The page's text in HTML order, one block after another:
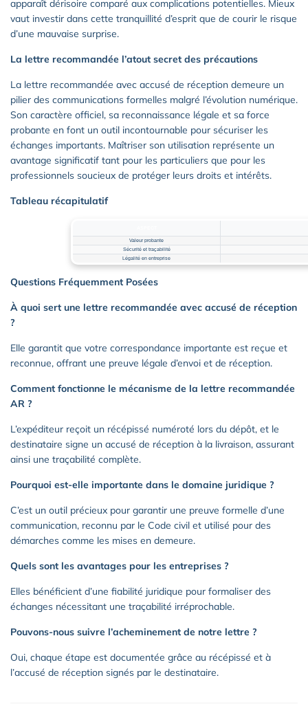
apparaît dérisoire comparé aux complications potentielles. Mieux
vaut investir dans cette tranquillité d’esprit que de courir le risque
d’une mauvaise surprise.
La lettre recommandée l’atout secret des précautions
La lettre recommandée avec accusé de réception demeure un
pilier des communications formelles malgré l’évolution numérique.
Son caractère officiel, sa reconnaissance légale et sa force
probante en font un outil incontournable pour sécuriser les
échanges importants. Maîtriser son utilisation représente un
avantage significatif tant pour les particuliers que pour les
professionnels soucieux de protéger leurs droits et intérêts.
Tableau récapitulatif
Valeur probante
Sécurité et traçabilité
Légalité en entreprise
Questions Fréquemment Posées
À quoi sert une lettre recommandée avec accusé de réception
?
Elle garantit que votre correspondance importante est reçue et
reconnue, offrant une preuve légale d’envoi et de réception.
Comment fonctionne le mécanisme de la lettre recommandée
AR ?
L’expéditeur reçoit un récépissé numéroté lors du dépôt, et le
destinataire signe un accusé de réception à la livraison, assurant
ainsi une traçabilité complète.
Pourquoi est-elle importante dans le domaine juridique ?
C’est un outil précieux pour garantir une preuve formelle d’une
communication, reconnu par le Code civil et utilisé pour des
démarches comme les mises en demeure.
Quels sont les avantages pour les entreprises ?
Elles bénéficient d’une fiabilité juridique pour formaliser des
échanges nécessitant une traçabilité irréprochable.
Pouvons-nous suivre l’acheminement de notre lettre ?
Oui, chaque étape est documentée grâce au récépissé et à
l’accusé de réception signés par le destinataire.